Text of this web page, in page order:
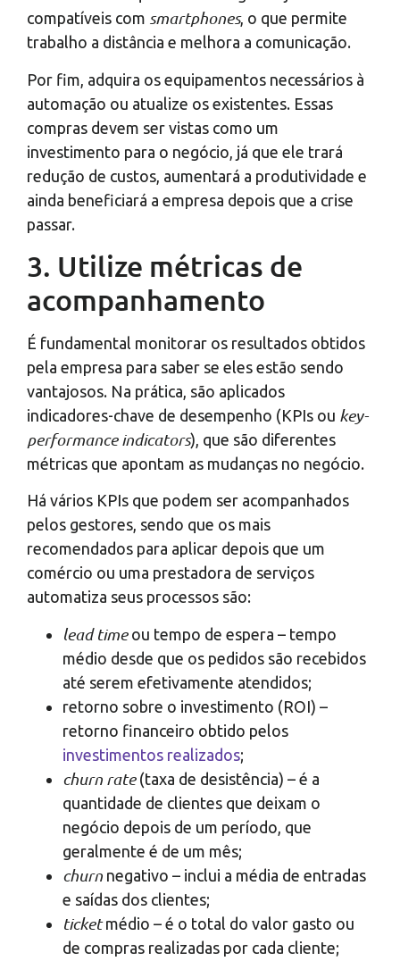
compatíveis com smartphones, o que permite
trabalho a distância e melhora a comunicação.
Por fim, adquira os equipamentos necessários à
automação ou atualize os existentes. Essas
compras devem ser vistas como um
investimento para o negócio, já que ele trará
redução de custos, aumentará a produtividade e
ainda beneficiará a empresa depois que a crise
passar.
3. Utilize métricas de
acompanhamento
É fundamental monitorar os resultados obtidos
pela empresa para saber se eles estão sendo
vantajosos. Na prática, são aplicados
indicadores-chave de desempenho (KPIs ou key-
performance indicators), que são diferentes
métricas que apontam as mudanças no negócio.
Há vários KPIs que podem ser acompanhados
pelos gestores, sendo que os mais
recomendados para aplicar depois que um
comércio ou uma prestadora de serviços
automatiza seus processos são:
lead timeou tempo de espera – tempo
médio desde que os pedidos são recebidos
até serem efetivamente atendidos;
retorno sobre o investimento (ROI) –
retorno financeiro obtido pelos
investimentos realizados;
churn rate(taxa de desistência) – é a
quantidade de clientes que deixam o
negócio depois de um período, que
geralmente é de um mês;
churn negativo – inclui a média de entradas
e saídas dos clientes;
ticketmédio – é o total do valor gasto ou
de compras realizadas por cada cliente;